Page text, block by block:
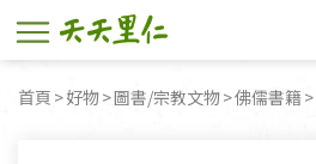
首頁 好物 圖書/宗教文物 佛儒書籍